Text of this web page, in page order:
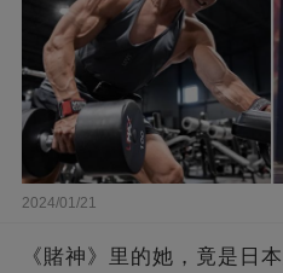
2024/01/21
《賭神》里的她，竟是日